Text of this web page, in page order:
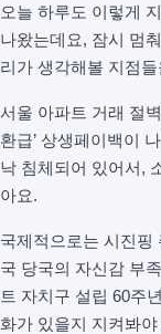
오늘 하루도 이렇게
나왔는데요, 잠시 멈
리가 생각해볼 지점
서울 아파트 거래 절
환급’ 상생페이백이
낙 침체되어 있어서,
아요.
국제적으로는 시진핑
국 당국의 자신감 부
트 자치구 설립 60주
화가 있을지 지켜봐